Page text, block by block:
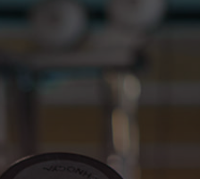
PLANO PERSONAL TRAINER